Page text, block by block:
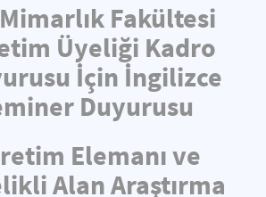
Fakültesi
Üyeliği Kadro
İçin İngilizce
Duyurusu
Elemanı ve
Alan Araştırma